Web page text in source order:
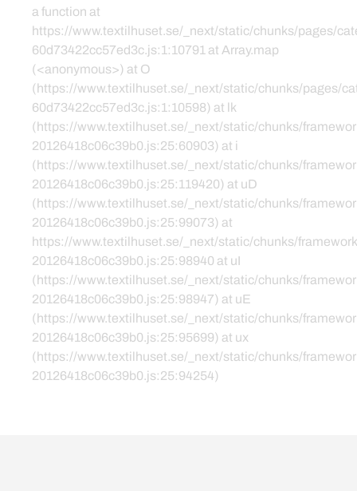
a function at
https://www.textilhuset.se/_next/static/chunks/pages/
60d73422cc57ed3c.js:1:10791 at Array.map
(<anonymous>) at O
(https://www.textilhuset.se/_next/static/chunks/pages/
60d73422cc57ed3c.js:1:10598) at lk
(https://www.textilhuset.se/_next/static/chunks/
20126418c06c39b0.js:25:60903) at i
(https://www.textilhuset.se/_next/static/chunks/
20126418c06c39b0.js:25:119420) at uD
(https://www.textilhuset.se/_next/static/chunks/
20126418c06c39b0.js:25:99073) at
https://www.textilhuset.se/_next/static/chunks/
20126418c06c39b0.js:25:98940 at uI
(https://www.textilhuset.se/_next/static/chunks/
20126418c06c39b0.js:25:98947) at uE
(https://www.textilhuset.se/_next/static/chunks/
20126418c06c39b0.js:25:95699) at ux
(https://www.textilhuset.se/_next/static/chunks/
20126418c06c39b0.js:25:94254)